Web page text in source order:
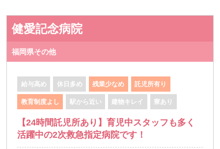
健愛記念病院
福岡県その他
給与高め 休日多め 残業少なめ 託児所有り
教育制度よし 駅から近い 建物キレイ 寮あり
【24時間託児所あり】育児中スタッフも多く
活躍中の2次救急指定病院です！